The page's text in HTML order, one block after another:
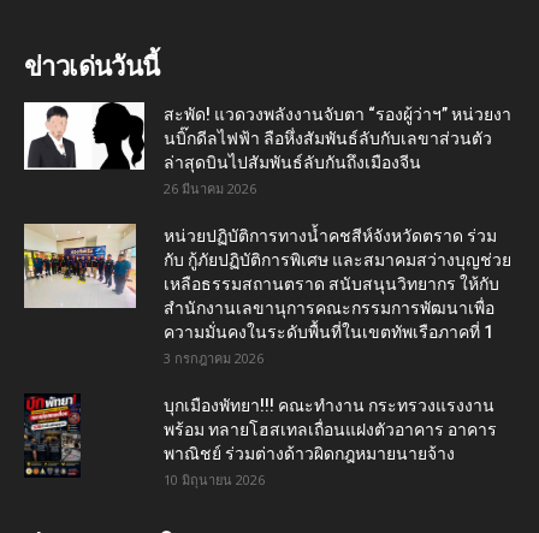
ข่าวเด่นวันนี้
สะพัด! แวดวงพลังงานจับตา “รองผู้ว่าฯ” หน่วยงา
นบิ๊กดีลไฟฟ้า ลือหึ่งสัมพันธ์ลับกับเลขาส่วนตัว
ล่าสุดบินไปสัมพันธ์ลับกันถึงเมืองจีน
26 มีนาคม 2026
หน่วยปฏิบัติการทางน้ำคชสีห์จังหวัดตราด ร่วม
กับ กู้ภัยปฏิบัติการพิเศษ และสมาคมสว่างบุญช่วย
เหลือธรรมสถานตราด สนับสนุนวิทยากร ให้กับ
สำนักงานเลขานุการคณะกรรมการพัฒนาเพื่อ
ความมั่นคงในระดับพื้นที่ในเขตทัพเรือภาคที่ 1
3 กรกฎาคม 2026
บุกเมืองพัทยา!!! คณะทำงาน กระทรวงแรงงาน
พร้อม ทลายโฮสเทลเถื่อนแฝงตัวอาคาร อาคาร
พาณิชย์ ร่วมต่างด้าวผิดกฎหมายนายจ้าง
10 มิถุนายน 2026